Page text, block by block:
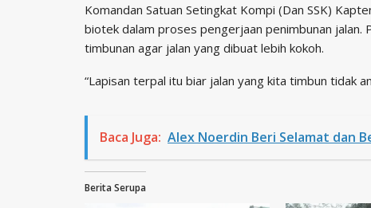
Komandan Satuan Setingkat Kompi (Dan SSK)
biotek dalam proses pengerjaan penimbunan jalan.
timbunan agar jalan yang dibuat lebih kokoh.
“Lapisan terpal itu biar jalan yang kita timbun tidak
Baca Juga: Alex Noerdin Beri Selamat dan
Berita Serupa